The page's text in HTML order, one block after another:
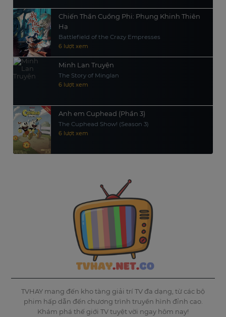
Chiến Thần Cuồng Phi: Phụng Khinh Thiên
Hạ
Battlefield of the Crazy Empresses
6 lượt xem
Minh Lan Truyện
The Story of Minglan
6 lượt xem
Anh em Cuphead (Phần 3)
The Cuphead Show! (Season 3)
6 lượt xem
TVHAY mang đến kho tàng giải trí TV đa dạng, từ các bộ
phim hấp dẫn đến chương trình truyền hình đỉnh cao.
Khám phá thế giới TV tuyệt vời ngay hôm nay!